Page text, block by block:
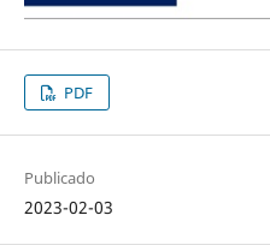
PDF
Publicado
2023-02-03